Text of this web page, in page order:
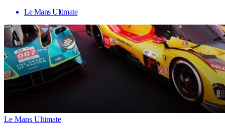
Le Mans Ultimate
Le Mans Ultimate